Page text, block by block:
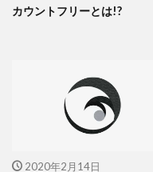
カウントフリーとは!?
2020年2月14日